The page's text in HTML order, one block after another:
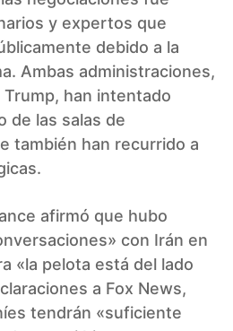
y expertos que
debido a la
Ambas administraciones,
Trump, han intentado
de las salas de
también han recurrido a
afirmó que hubo
con Irán en
«la pelota está del lado
a Fox News,
tendrán «suficiente